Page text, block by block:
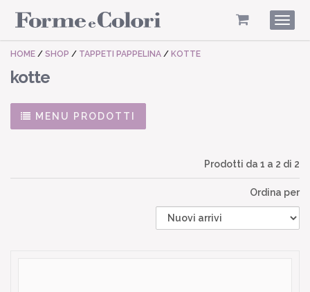
HOME / SHOP / TAPPETI PAPPELINA / KOTTE
kotte
MENU PRODOTTI
Prodotti da 1 a 2 di 2
Ordina per